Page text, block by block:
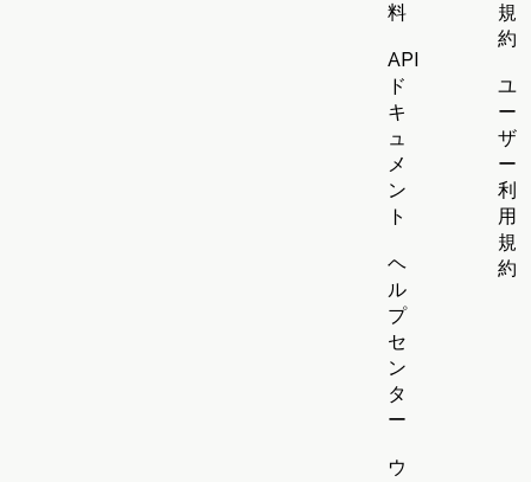
料
API
ド
キ
ュ
メ
ン
ト
ヘ
ル
プ
セ
ン
タ
ー
ウ
規
約
ユ
ー
ザ
ー
利
用
規
約